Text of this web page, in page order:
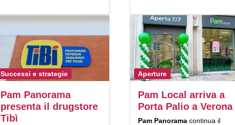
Successi e strategie
Pam Panorama
presenta il drugstore
Tibì
Aperture
Pam Local arriva a
Porta Palio a Verona
Pam Panoramacontinua il